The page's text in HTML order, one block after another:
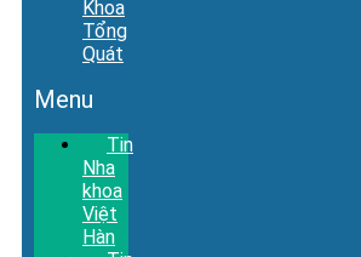
Khoa
Tổng
Quát
Menu
Tin
Nha
khoa
Việt
Hàn